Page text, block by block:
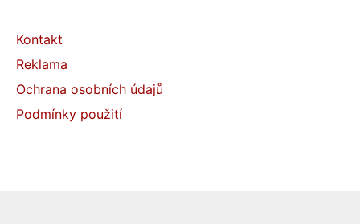
Kontakt
Reklama
Ochrana osobních údajů
Podmínky použití